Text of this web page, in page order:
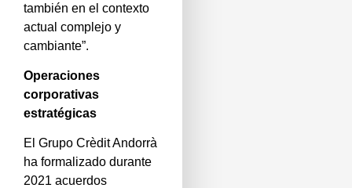
también en el contexto
actual complejo y
cambiante”.
Operaciones
corporativas
estratégicas
El Grupo Crèdit Andorrà
ha formalizado durante
2021 acuerdos